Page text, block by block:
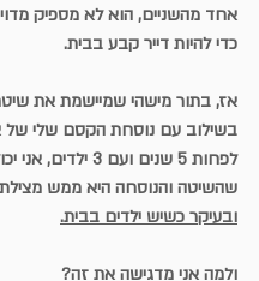
אחד מהשניים, הוא לא מספיק
כדי להיות דייר קבע בבית.
אז, בתור מישהי שמיישמת את
בשילוב עם נוסחת הקסם שלי של
לפחות 5 שנים ועם 3
שהשיטה והנוסחה היא ממש
ובעיקר כשיש ילדים בבית.
ולמה אני מדגישה את זה?